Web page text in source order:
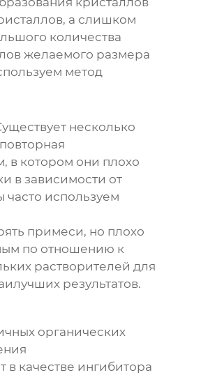
а слишком
количества
желаемого размера
метод
несколько
в котором они плохо
в зависимости от
используем
примеси, но плохо
по отношению к
растворителей для
результатов.
органических
в качестве ингибитора